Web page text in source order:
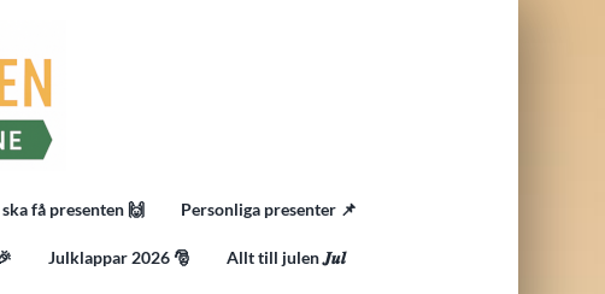
få presenten 🙌 Personliga presenter 📌
Julklappar 2026 🎅 Allt till julen 𝑱𝒖𝒍